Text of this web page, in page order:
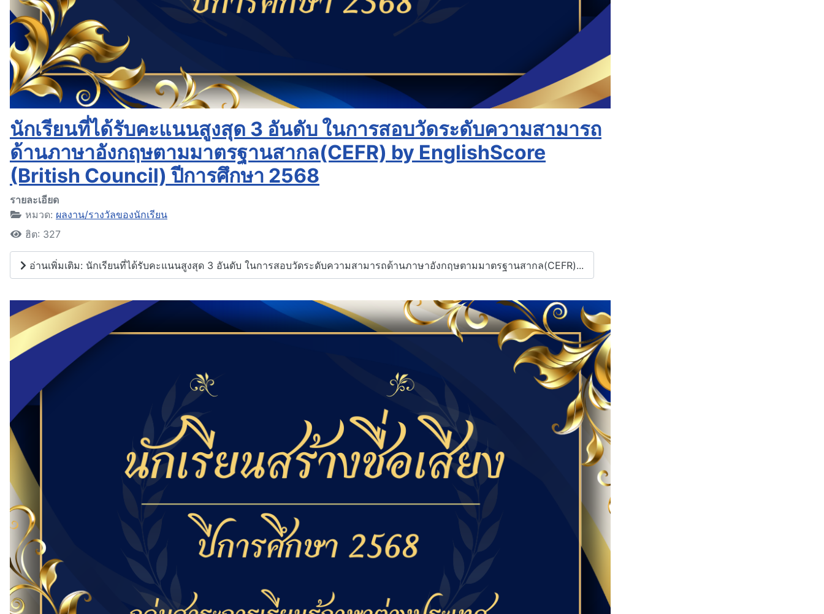
นักเรียนที่ได้รับคะแนนสูงสุด 3 อันดับ ในการสอบวัดระดับความสามารถ
ด้านภาษาอังกฤษตามมาตรฐานสากล(CEFR) by EnglishScore
(British Council) ปีการศึกษา 2568
รายละเอียด
หมวด: ผลงาน/รางวัลของนักเรียน
ฮิต: 327
อ่านเพิ่มเติม: นักเรียนที่ได้รับคะแนนสูงสุด 3 อันดับ ในการสอบวัดระดับความสามารถด้านภาษาอังกฤษตามมาตรฐานสากล(CEFR)...